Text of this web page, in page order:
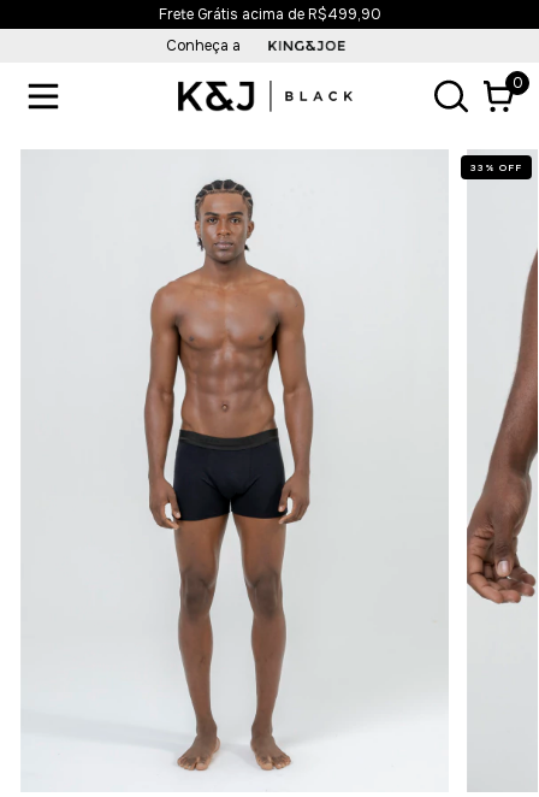
Frete Grátis acima de R$499,90
Conheça a
0
33 % OFF